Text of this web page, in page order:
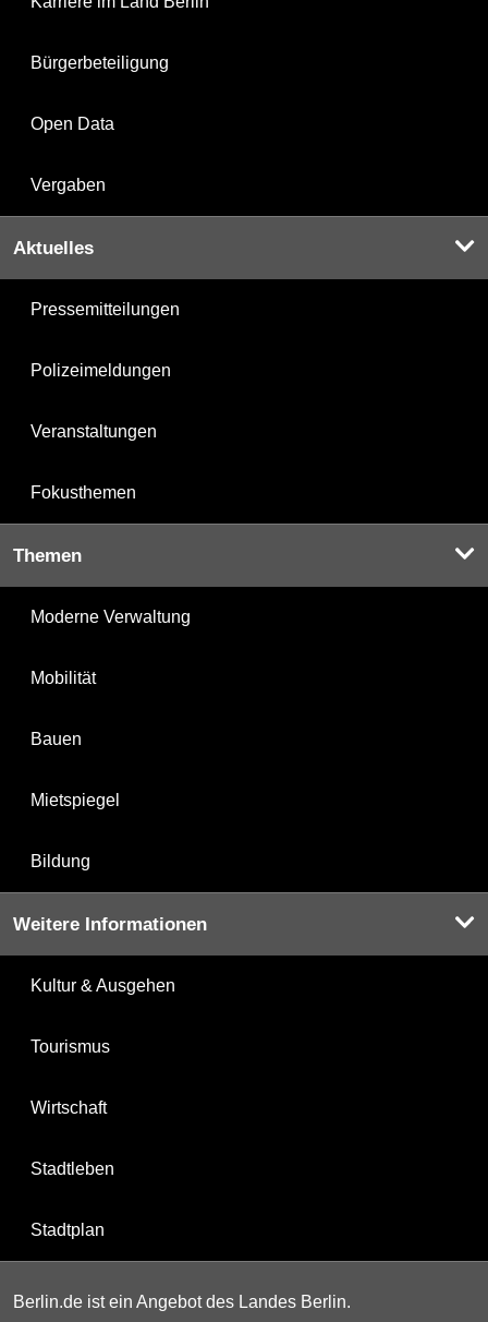
Bürgerbeteiligung
Open Data
Vergaben
Aktuelles
Pressemitteilungen
Polizeimeldungen
Veranstaltungen
Fokusthemen
Themen
Moderne Verwaltung
Mobilität
Bauen
Mietspiegel
Bildung
Weitere Informationen
Kultur & Ausgehen
Tourismus
Wirtschaft
Stadtleben
Stadtplan
Berlin.de ist ein Angebot des Landes Berlin.